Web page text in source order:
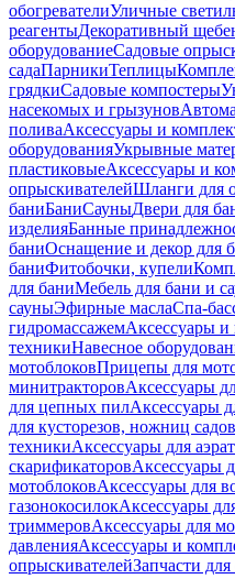
обогревателиУличные
реагентыДекоративный
оборудованиеСадовые
садаПарникиТеплицы
грядкиСадовые компостеры
насекомых и грызунов
поливаАксессуары и
оборудованияУкрывные
пластиковыеАксессуары и
опрыскивателейШланги для
баниБаниСауныДвери для
изделияБанные
баниОснащение и декор для
баниФитобочки, купели
для баниМебель для бани и
сауныЭфирные маслаСпа-
гидромассажемАксессуары и
техникиНавесное
мотоблоковПрицепы для
минитракторовАксессуары
для цепных пилАксессуары
для кусторезов, ножниц
техникиАксессуары для
скарификаторовАксессуары
мотоблоковАксессуары для
газонокосилокАксессуары
триммеровАксессуары для
давленияАксессуары и
опрыскивателейЗапчасти